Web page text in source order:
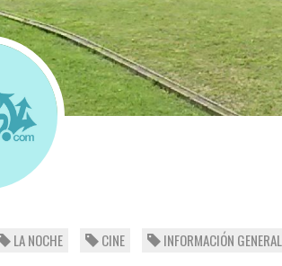
LA NOCHE CINE INFORMACIÓN GENERAL